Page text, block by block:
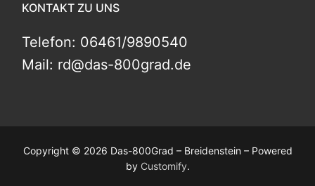
KONTAKT ZU UNS
Telefon: 06461/9890540
Mail: rd@das-800grad.de
Copyright © 2026 Das-800Grad – Breidenstein – Powered
by Customify.